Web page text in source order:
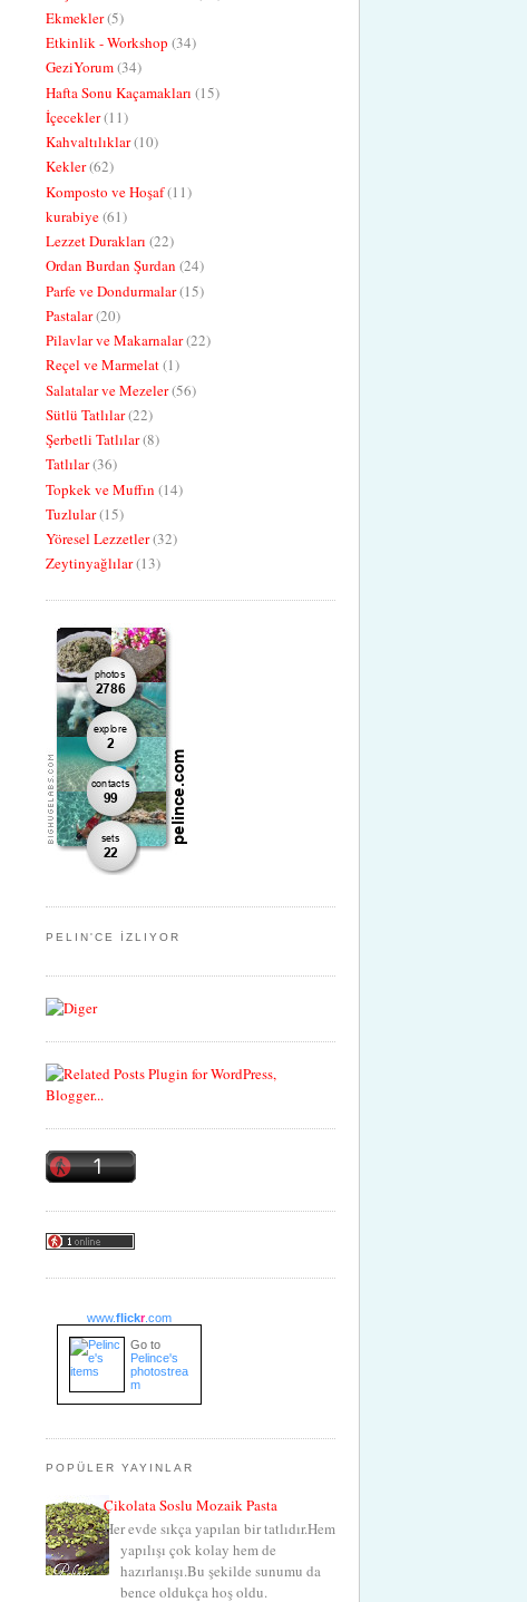
Ekmekler(5)
Etkinlik - Workshop (34)
GeziYorum(34)
Hafta Sonu Kaçamakları (15)
İçecekler(11)
Kahvaltılıklar(10)
Kekler(62)
Komposto ve Hoşaf(11)
kurabiye(61)
Lezzet Durakları (22)
Ordan Burdan Şurdan (24)
Parfe ve Dondurmalar(15)
Pastalar(20)
Pilavlar ve Makarnalar(22)
Reçel ve Marmelat(1)
Salatalar ve Mezeler(56)
Sütlü Tatlılar(22)
Şerbetli Tatlılar(8)
Tatlılar(36)
Topkek ve Muffın (14)
Tuzlular(15)
Yöresel Lezzetler(32)
Zeytinyağlılar(13)
PELIN'CE İZLIYOR
www.flickr.com
Go to
Pelince's
photostrea
m
POPÜLER YAYINLAR
Çikolata Soslu Mozaik Pasta
Her evde sıkça yapılan bir tatlıdır.Hem
yapılışı çok kolay hem de
hazırlanışı.Bu şekilde sunumu da
bence oldukça hoş oldu.